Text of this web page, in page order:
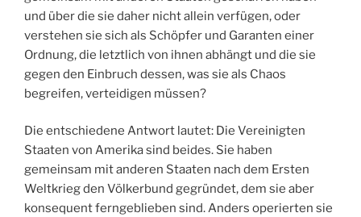
und über die sie daher nicht allein verfügen, oder
verstehen sie sich als Schöpfer und Garanten einer
Ordnung, die letztlich von ihnen abhängt und die sie
gegen den Einbruch dessen, was sie als Chaos
begreifen, verteidigen müssen?
Die entschiedene Antwort lautet: Die Vereinigten
Staaten von Amerika sind beides. Sie haben
gemeinsam mit anderen Staaten nach dem Ersten
Weltkrieg den Völkerbund gegründet, dem sie aber
konsequent ferngeblieben sind. Anders operierten sie